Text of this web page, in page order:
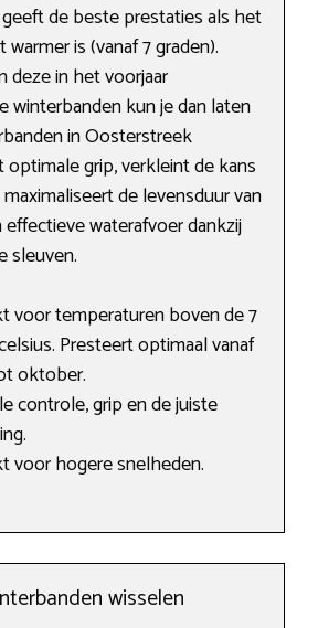
de beste prestaties als het
is (vanaf 7 graden).
deze in het voorjaar
winterbanden kun je dan laten
in Oosterstreek
grip, verkleint de kans
de levensduur van
waterafvoer dankzij
sleuven.
voor temperaturen boven de 7
Presteert optimaal vanaf
oktober.
controle, grip en de juiste
voor hogere snelheden.
wisselen